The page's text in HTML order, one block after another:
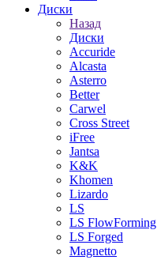
Диски
Назад
Диски
Accuride
Alcasta
Asterro
Better
Carwel
Cross Street
iFree
Jantsa
K&K
Khomen
Lizardo
LS
LS FlowForming
LS Forged
Magnetto